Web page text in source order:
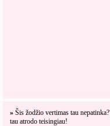
» Šis žodžio vertimas tau nepatinka?
tau atrodo teisingiau!